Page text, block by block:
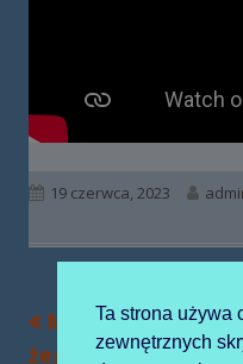
Opublikowano
19 czerwca, 2023 Autor
Nawigacja
Poprzedni
artykół
Młodsze grupy
żegnają Starszaków
Ta strona używa
zewnętrznych